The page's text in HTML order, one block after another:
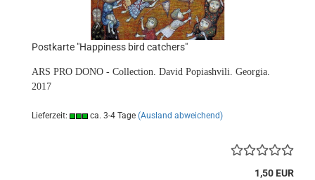
Postkarte "Happiness bird catchers"
ARS PRO DONO - Collection. David Popiashvili. Georgia.
2017
Lieferzeit: ca. 3-4 Tage (Ausland abweichend)
1,50 EUR